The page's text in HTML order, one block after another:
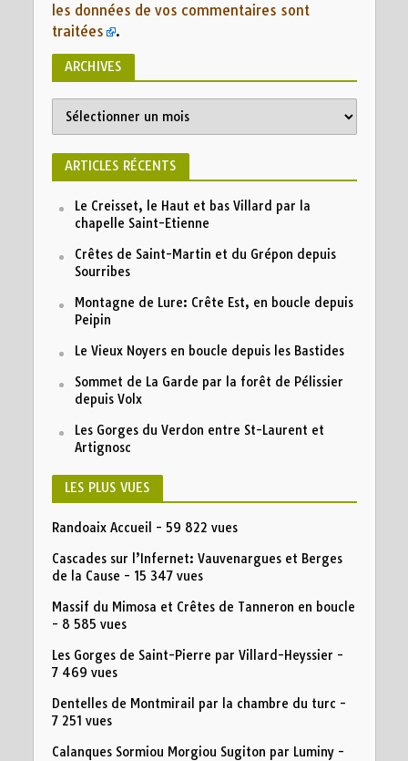
les données de vos commentaires sont
traitées
.
ARCHIVES
ARTICLES RÉCENTS
Le Creisset, le Haut et bas Villard par la
chapelle Saint-Etienne
Crêtes de Saint-Martin et du Grépon depuis
Sourribes
Montagne de Lure: Crête Est, en boucle depuis
Peipin
Le Vieux Noyers en boucle depuis les Bastides
Sommet de La Garde par la forêt de Pélissier
depuis Volx
Les Gorges du Verdon entre St-Laurent et
Artignosc
LES PLUS VUES
Randoaix Accueil - 59 822 vues
Cascades sur l’Infernet: Vauvenargues et Berges
de la Cause - 15 347 vues
Massif du Mimosa et Crêtes de Tanneron en boucle
- 8 585 vues
Les Gorges de Saint-Pierre par Villard-Heyssier -
7 469 vues
Dentelles de Montmirail par la chambre du turc -
7 251 vues
Calanques Sormiou Morgiou Sugiton par Luminy-